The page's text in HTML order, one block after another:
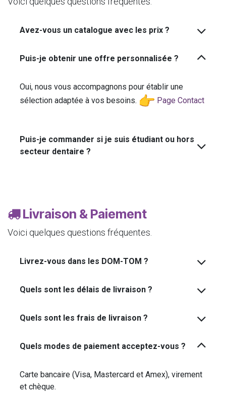
Avez-vous un catalogue avec les prix ?
Puis-je obtenir une offre personnalisée ?
Oui, nous vous accompagnons pour établir une
sélection adaptée à vos besoins.
Page Contact
Puis-je commander si je suis étudiant ou hors
secteur dentaire ?
Livraison & Paiement
Voici quelques questions fréquentes.
Livrez-vous dans les DOM-TOM ?
Quels sont les délais de livraison ?
Quels sont les frais de livraison ?
Quels modes de paiement acceptez-vous ?
Carte bancaire (Visa, Mastercard et Amex), virement
et chèque.